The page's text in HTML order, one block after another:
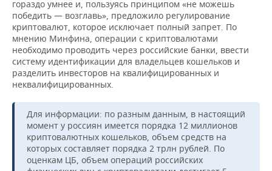
гораздо умнее и, пользуясь принципом «не можешь
победить — возглавь», предложило регулирование
криптовалют, которое исключает полный запрет. По
мнению Минфина, операции с криптовалютами
необходимо проводить через российские банки, ввести
систему идентификации для владельцев кошельков и
разделить инвесторов на квалифицированных и
неквалифицированных.
Для информации: по разным данным, в настоящий
момент у россиян имеется порядка 12 миллионов
криптовалютных кошельков, объем средств на
которых составляет порядка 2 трлн рублей. По
оценкам ЦБ, объем операций российских